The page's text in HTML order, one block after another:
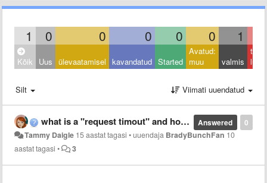
1 0 0 0 0 0 1
Kõik Uus ülevaatamisel kavandatud Started
Avatud:
muu
valmis
Silt Viimati uuendatud
0
Answered
what is a "request timout" and how do i stop it so I can listen to my music
Tammy Daigle 15 aastat tagasi •uuendaja BradyBunchFan 10
aastat tagasi • 3